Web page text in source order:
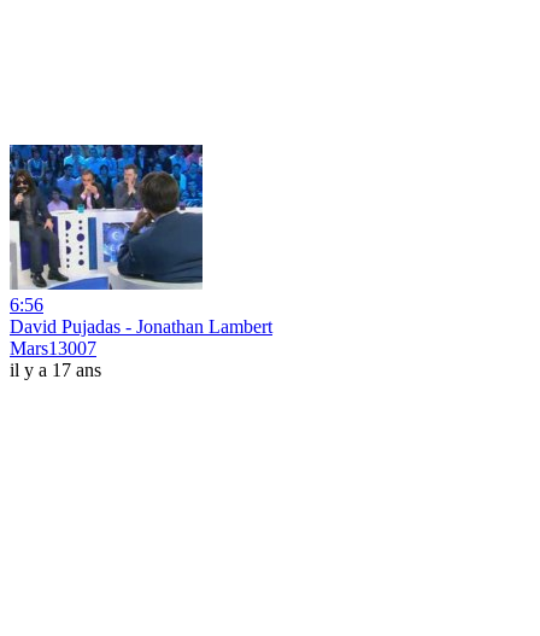
6:56
David Pujadas - Jonathan Lambert
Mars13007
il y a 17 ans